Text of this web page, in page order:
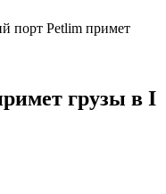
порт Petlim примет
грузы в I